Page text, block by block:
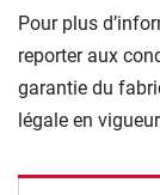
Pour plus
reporter aux
garantie du
légale en